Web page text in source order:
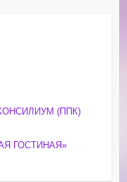
(ППК)
ГОСТИНАЯ»